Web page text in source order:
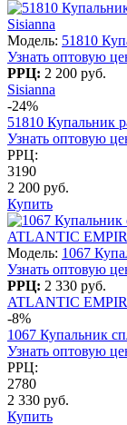
Sisianna
Модель: 51810
Узнать оптовую
РРЦ: 2 200 руб.
Sisianna
-24%
51810 Купальник
Узнать оптовую
РРЦ:
3190
2 200 руб.
Купить
ATLANTIC
Модель: 1067
Узнать оптовую
РРЦ: 2 330 руб.
ATLANTIC
-8%
1067 Купальник
Узнать оптовую
РРЦ:
2780
2 330 руб.
Купить